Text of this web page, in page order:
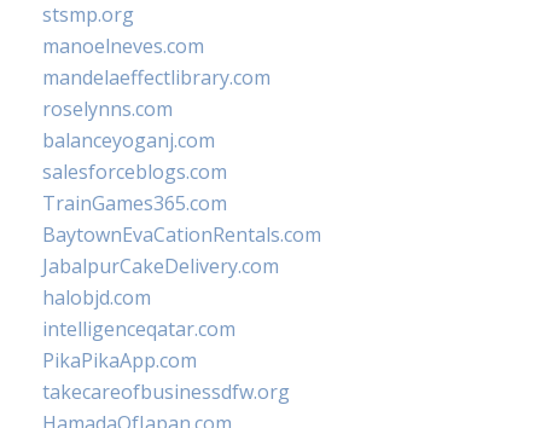
stsmp.org
manoelneves.com
mandelaeffectlibrary.com
roselynns.com
balanceyoganj.com
salesforceblogs.com
TrainGames365.com
BaytownEvaCationRentals.com
JabalpurCakeDelivery.com
halobjd.com
intelligenceqatar.com
PikaPikaApp.com
takecareofbusinessdfw.org